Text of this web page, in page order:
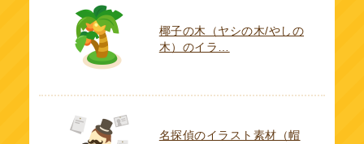
椰子の木（ヤシの木/やしの
木）のイラ…
名探偵のイラスト素材（帽